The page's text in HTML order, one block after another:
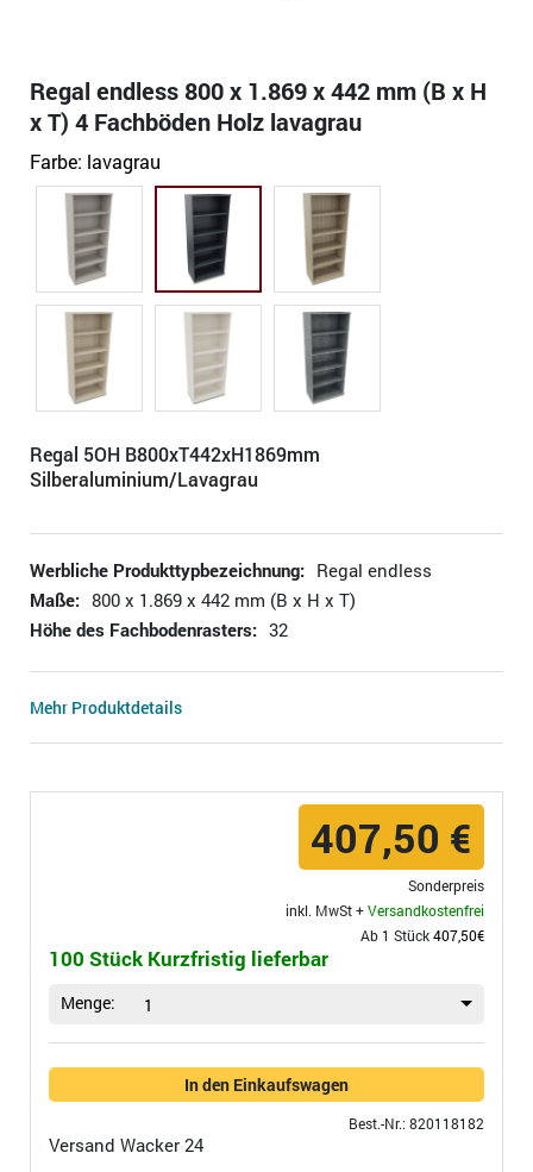
Regal endless 800 x 1.869 x 442 mm (B x H
x T) 4 Fachböden Holz lavagrau
Farbe: lavagrau
Regal 5OH B800xT442xH1869mm
Silberaluminium/Lavagrau
Werbliche Produkttypbezeichnung: Regal endless
Maße: 800 x 1.869 x 442 mm (B x H x T)
Höhe des Fachbodenrasters: 32
Mehr Produktdetails
407,50 €
Sonderpreis
inkl. MwSt +Versandkostenfrei
Ab 1 Stück407,50€
100 Stück Kurzfristig lieferbar
Menge: 1
In den Einkaufswagen
Best.-Nr.: 820118182
Versand Wacker 24